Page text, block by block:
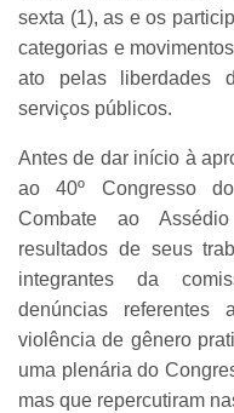
sexta (1), as e os
categorias e
ato pelas liberdades
serviços públicos.
Antes de dar início à
ao 40º Congresso
Combate ao
resultados de seus
integrantes da
denúncias
violência de gênero
uma plenária do
mas que repercutiram